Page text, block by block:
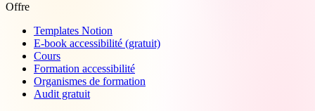
Offre
Templates Notion
E-book accessibilité (gratuit)
Cours
Formation accessibilité
Organismes de formation
Audit gratuit